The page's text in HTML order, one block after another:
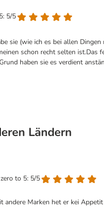
5/5
sie (wie ich es bei allen
schon recht selten
haben sie es verdient
Ländern
to 5: 5/5
andere Marken het er kei